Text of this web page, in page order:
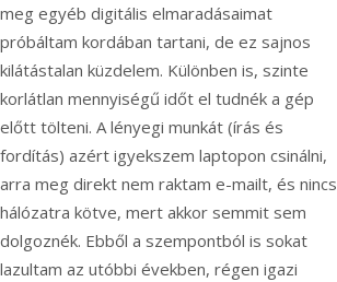
meg egyéb digitális elmaradásaimat
próbáltam kordában tartani, de ez sajnos
kilátástalan küzdelem. Különben is, szinte
korlátlan mennyiségű időt el tudnék a gép
előtt tölteni. A lényegi munkát (írás és
fordítás) azért igyekszem laptopon csinálni,
arra meg direkt nem raktam e-mailt, és nincs
hálózatra kötve, mert akkor semmit sem
dolgoznék. Ebből a szempontból is sokat
lazultam az utóbbi években, régen igazi